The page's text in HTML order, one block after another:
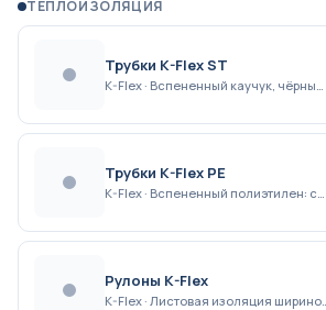
ТЕПЛОИЗОЛЯЦИЯ
Трубки K-Flex ST
Трубки K-Flex PE
Рулоны K-Flex